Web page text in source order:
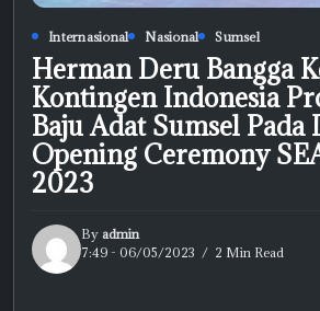
Internasional Nasional Sumsel
Herman Deru Bangga
Kontingen Indonesia
Baju Adat Sumsel Pada
Opening Ceremony
2023
By admin
7:49 - 06/05/2023
2 Min Read